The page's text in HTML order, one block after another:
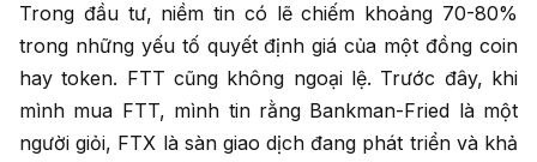
Trong đầu tư, niềm tin có lẽ chiếm khoảng 70-80%
trong những yếu tố quyết định giá của một đồng coin
hay token. FTT cũng không ngoại lệ. Trước đây, khi
mình mua FTT, mình tin rằng Bankman-Fried là một
người giỏi, FTX là sàn giao dịch đang phát triển và khả